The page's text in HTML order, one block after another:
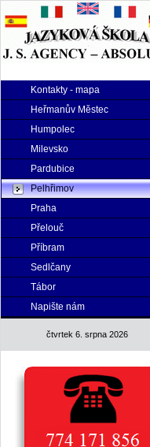
Kontakty - mapa
Heřmanův Městec
Humpolec
Milevsko
Pardubice
Pelhřimov
Praha
Přelouč
Příbram
Sedlčany
Tábor
Napište nám
čtvrtek 6. srpna 2026